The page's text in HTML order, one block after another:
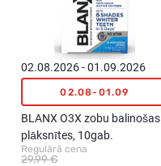
02.08.2026 - 01.09.2026
02.08-01.09
BLANX O3X zobu balinošas
plāksnītes, 10gab.
Regulārā cena
29,99 €